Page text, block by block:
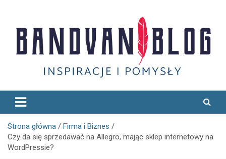
content
Bandvan
Strona główna
Firma i Biznes
Czy da się sprzedawać na Allegro, mając sklep internetowy na
WordPressie?